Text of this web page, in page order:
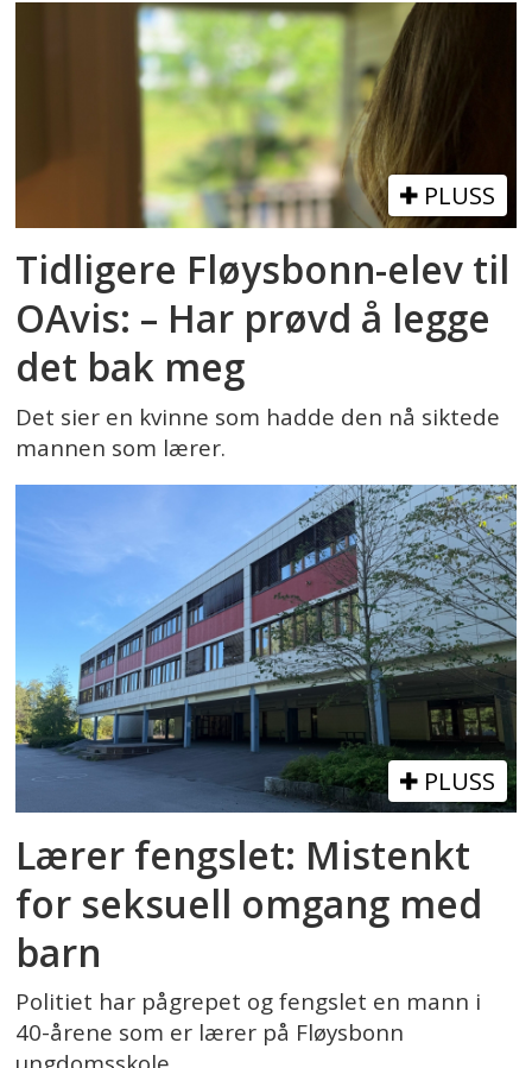
PLUSS
Tidligere Fløysbonn-elev til
OAvis: – Har prøvd å legge
det bak meg
Det sier en kvinne som hadde den nå siktede
mannen som lærer.
PLUSS
Lærer fengslet: Mistenkt
for seksuell omgang med
barn
Politiet har pågrepet og fengslet en mann i
40-årene som er lærer på Fløysbonn